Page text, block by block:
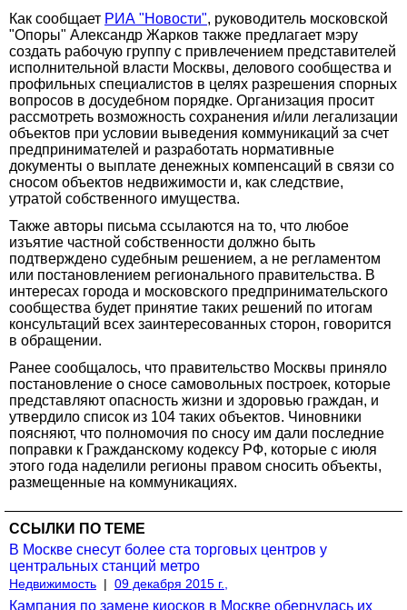
Как сообщает РИА "Новости", руководитель московской
"Опоры" Александр Жарков также предлагает мэру
создать рабочую группу с привлечением представителей
исполнительной власти Москвы, делового сообщества и
профильных специалистов в целях разрешения спорных
вопросов в досудебном порядке. Организация просит
рассмотреть возможность сохранения и/или легализации
объектов при условии выведения коммуникаций за счет
предпринимателей и разработать нормативные
документы о выплате денежных компенсаций в связи со
сносом объектов недвижимости и, как следствие,
утратой собственного имущества.
Также авторы письма ссылаются на то, что любое
изъятие частной собственности должно быть
подтверждено судебным решением, а не регламентом
или постановлением регионального правительства. В
интересах города и московского предпринимательского
сообщества будет принятие таких решений по итогам
консультаций всех заинтересованных сторон, говорится
в обращении.
Ранее сообщалось, что правительство Москвы приняло
постановление о сносе самовольных построек, которые
представляют опасность жизни и здоровью граждан, и
утвердило список из 104 таких объектов. Чиновники
поясняют, что полномочия по сносу им дали последние
поправки к Гражданскому кодексу РФ, которые с июля
этого года наделили регионы правом сносить объекты,
размещенные на коммуникациях.
ССЫЛКИ ПО ТЕМЕ
В Москве снесут более ста торговых центров у
центральных станций метро
Недвижимость | 09 декабря 2015 г.,
Кампания по замене киосков в Москве обернулась их